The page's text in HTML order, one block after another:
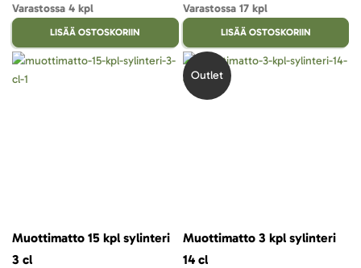
Varastossa 4 kpl
LISÄÄ OSTOSKORIIN
Varastossa 17 kpl
LISÄÄ OSTOSKORIIN
Muottimatto 15 kpl sylinteri
3 cl
Outlet
Muottimatto 3 kpl sylinteri
14 cl